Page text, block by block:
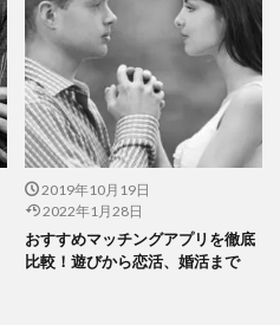
2019年10月19日
2022年1月28日
おすすめマッチングアプリを徹底
比較！遊びから恋活、婚活まで